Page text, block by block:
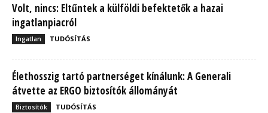
Volt, nincs: Eltűntek a külföldi befektetők a hazai
ingatlanpiacról
Ingatlan TUDÓSÍTÁS
Élethosszig tartó partnerséget kínálunk: A Generali
átvette az ERGO biztosítók állományát
Biztosítók TUDÓSÍTÁS